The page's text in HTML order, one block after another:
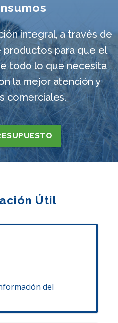
integral, a través de
productos para que el
todo lo que necesita
la mejor atención y
comerciales.
Útil
del